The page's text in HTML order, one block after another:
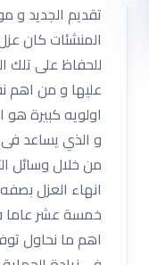
تقديم الجديد و
المنشئات كان
للحفاظ على تلك
عليها و من اهم
اولويه كبيرة هو
و الذي يساعد
من خلال وسائل
انهاء العزل
خمسة عشر عاما
اهم ما نحاول